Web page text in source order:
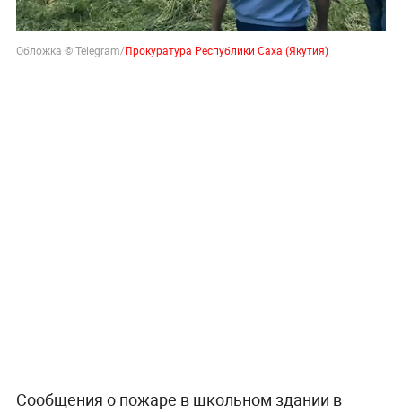
Обложка © Telegram/Прокуратура Республики Саха (Якутия)
Сообщения о пожаре в школьном здании в